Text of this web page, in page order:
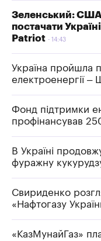
Зеленський:
постачати
Patriot
14:43
Україна пройшла
електроенергії –
Фонд підтримки
профінансував
В Україні
фуражну
Свириденко
«Нафтогазу
«КазМунайГаз»